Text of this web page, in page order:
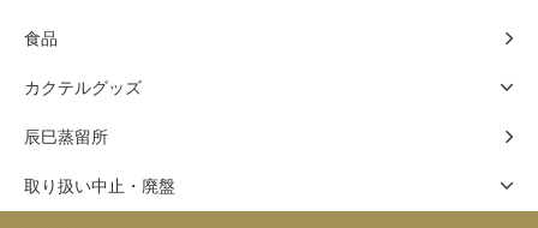
食品
カクテルグッズ
辰巳蒸留所
取り扱い中止・廃盤